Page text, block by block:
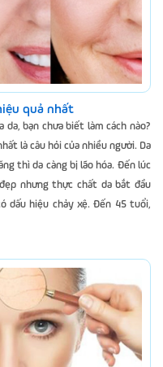
quả nhất
da, bạn chưa biết làm cách nào?
là câu hỏi của nhiều người. Da
thì da càng bị lão hóa. Đến lúc
nhưng thực chất da bắt đầu
dấu hiệu chảy xệ. Đến 45 tuổi,